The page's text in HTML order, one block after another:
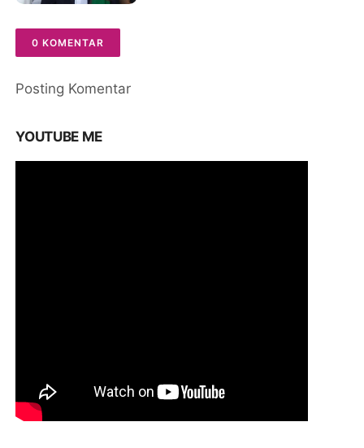
0 KOMENTAR
Posting Komentar
YOUTUBE ME